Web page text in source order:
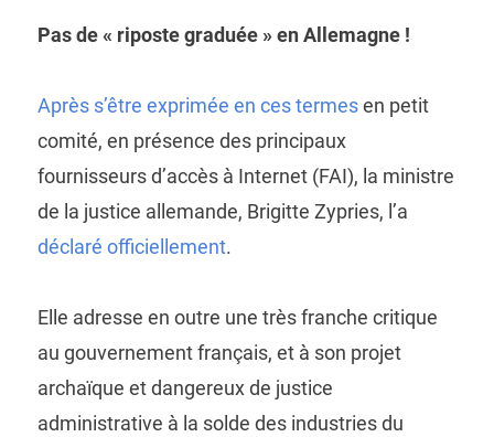
Pas de « riposte graduée » en Allemagne !
Après s’être exprimée en ces termesen petit
comité, en présence des principaux
fournisseurs d’accès à Internet (FAI), la ministre
de la justice allemande, Brigitte Zypries, l’a
déclaré officiellement.
Elle adresse en outre une très franche critique
au gouvernement français, et à son projet
archaïque et dangereux de justice
administrative à la solde des industries du